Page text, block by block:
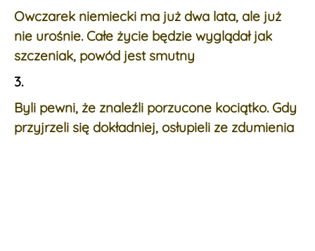
Owczarek niemiecki ma już dwa lata, ale już
nie urośnie. Całe życie będzie wyglądał jak
szczeniak, powód jest smutny
3.
Byli pewni, że znaleźli porzucone kociątko. Gdy
przyjrzeli się dokładniej, osłupieli ze zdumienia